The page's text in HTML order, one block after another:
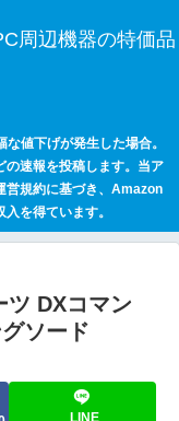
周辺機器の特価品
値下げが発生した場合。
速報を投稿します。当ア
営規約に基づき、Amazon
を得ています。
ツ DXコマン
ソード